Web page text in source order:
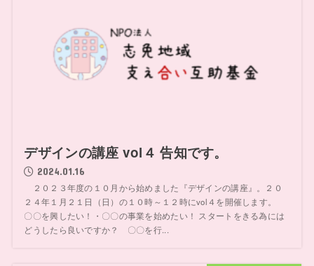
デザインの講座 vol４ 告知です。
2024.01.16
２０２３年度の１０月から始めました『デザインの講座』。２０
２４年１月２１日（日）の１０時～１２時にvol４を開催します。
〇〇を興したい！・〇〇の事業を始めたい！ スタートをきる為には
どうしたら良いですか？ 〇〇を行...